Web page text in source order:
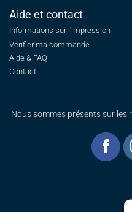
Aide et contact
Informations sur l'impression
Vérifier ma commande
Aide & FAQ
Contact
Nous sommes présents sur les